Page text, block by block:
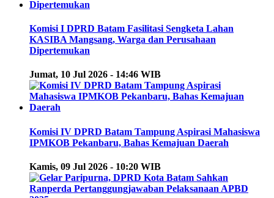
Komisi I DPRD Batam Fasilitasi Sengketa Lahan
KASIBA Mangsang, Warga dan Perusahaan
Dipertemukan
Jumat, 10 Jul 2026 - 14:46 WIB
Komisi IV DPRD Batam Tampung Aspirasi Mahasiswa
IPMKOB Pekanbaru, Bahas Kemajuan Daerah
Kamis, 09 Jul 2026 - 10:20 WIB